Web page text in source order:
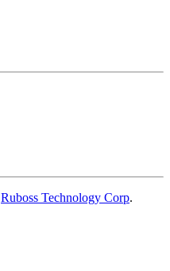
Ruboss Technology Corp.